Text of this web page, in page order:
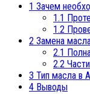
1 Зачем
1.1
1.2
2 Замена
2.1
2.2
3 Тип масла в
4 Выводы